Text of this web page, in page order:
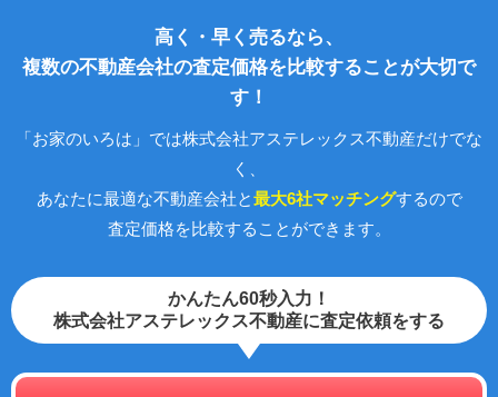
高く・早く売るなら、
複数の不動産会社の査定価格を比較することが大切で
す！
「お家のいろは」では株式会社アステレックス不動産だけでな
く、
あなたに最適な不動産会社と最大6社マッチングするので
査定価格を比較することができます。
かんたん60秒入力！
株式会社アステレックス不動産に査定依頼をする